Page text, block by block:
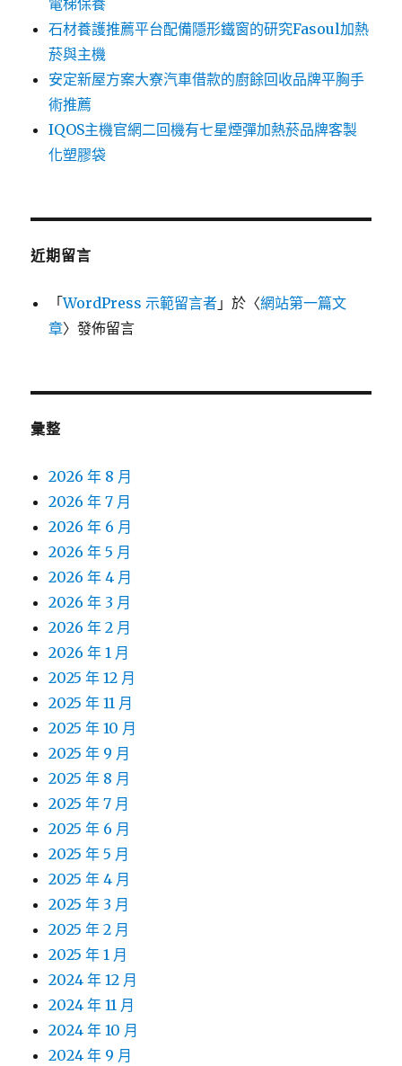
電梯保養
石材養護推薦平台配備隱形鐵窗的研究Fasoul加熱
菸與主機
安定新屋方案大寮汽車借款的廚餘回收品牌平胸手
術推薦
IQOS主機官網二回機有七星煙彈加熱菸品牌客製
化塑膠袋
近期留言
「WordPress 示範留言者 」於〈網站第一篇文
章〉發佈留言
彙整
2026 年 8 月
2026 年 7 月
2026 年 6 月
2026 年 5 月
2026 年 4 月
2026 年 3 月
2026 年 2 月
2026 年 1 月
2025 年 12 月
2025 年 11 月
2025 年 10 月
2025 年 9 月
2025 年 8 月
2025 年 7 月
2025 年 6 月
2025 年 5 月
2025 年 4 月
2025 年 3 月
2025 年 2 月
2025 年 1 月
2024 年 12 月
2024 年 11 月
2024 年 10 月
2024 年 9 月